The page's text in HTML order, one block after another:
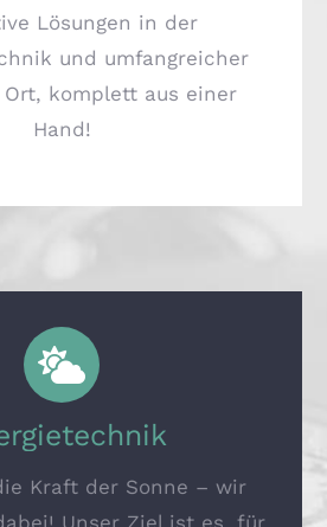
Lösungen in der
und umfangreicher
Ort, komplett aus einer
Hand!
Kraft der Sonne – wir
Unser Ziel ist es, für